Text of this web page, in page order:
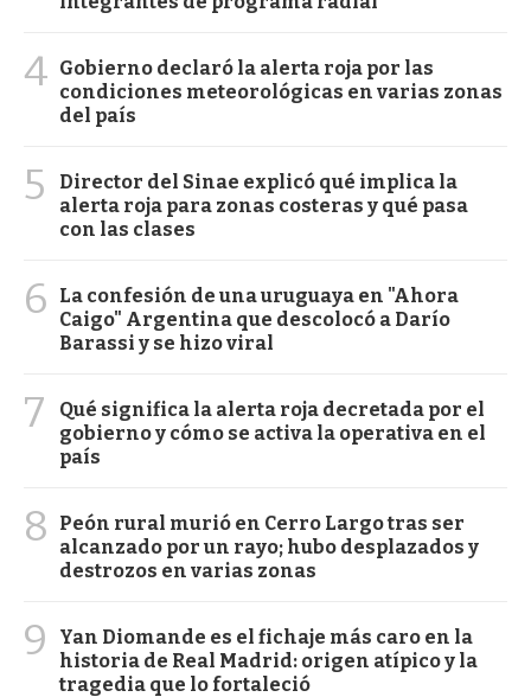
4 Gobierno declaró la alerta roja por las
condiciones meteorológicas en varias zonas
del país
5
Director del Sinae explicó qué implica la
alerta roja para zonas costeras y qué pasa
con las clases
6
La confesión de una uruguaya en "Ahora
Caigo" Argentina que descolocó a Darío
Barassi y se hizo viral
7
Qué significa la alerta roja decretada por el
gobierno y cómo se activa la operativa en el
país
8
Peón rural murió en Cerro Largo tras ser
alcanzado por un rayo; hubo desplazados y
destrozos en varias zonas
9
Yan Diomande es el fichaje más caro en la
historia de Real Madrid: origen atípico y la
tragedia que lo fortaleció